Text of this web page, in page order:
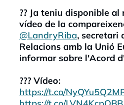
?? Ja teniu disponible al
vídeo de la
@LandryRiba, secretari
Relacions amb la Unió
informar sobre l'Acord
??? Vídeo:
https://t.co/